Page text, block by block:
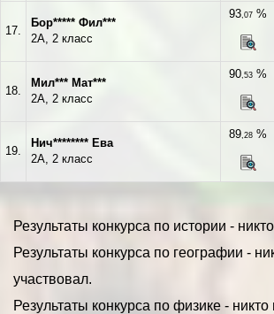
17.
Бор***** Фил***
2А, 2 класс
93,07 %
18.
Мил*** Мат***
2А, 2 класс
90,53 %
19.
Нич******** Ева
2А, 2 класс
89,28 %
Результаты конкурса по истории -
Результаты конкурса по географии -
участвовал.
Результаты конкурса по физике - никто